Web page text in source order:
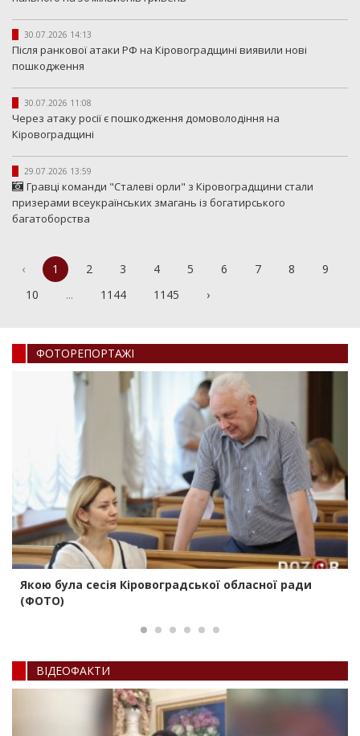
30.07.2026 14:13
Після ранкової атаки РФ на Кіровоградщині виявили нові
пошкодження
30.07.2026 11:08
Через атаку росії є пошкодження домоволодіння на
Кіровоградщині
29.07.2026 13:59
Гравці команди "Сталеві орли" з Кіровоградщини стали
призерами всеукраїнських змагань із богатирського
багатоборства
‹ 1 2 3 4 5 6 7 8
9
10
... 1144 1145 ›
ФОТОРЕПОРТАЖI
Якою була сесія Кіровоградської обласної ради
(ФОТО)
ВIДЕОФАКТИ